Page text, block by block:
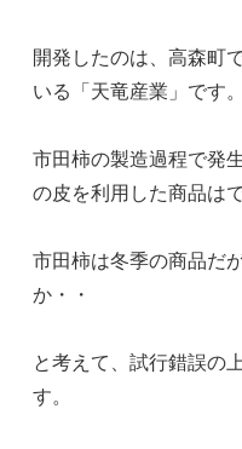
開発したのは、高森町
いる「天竜産業」です。
市田柿の製造過程で発
の皮を利用した商品は
市田柿は冬季の商品だ
か・・
と考えて、試行錯誤の
す。